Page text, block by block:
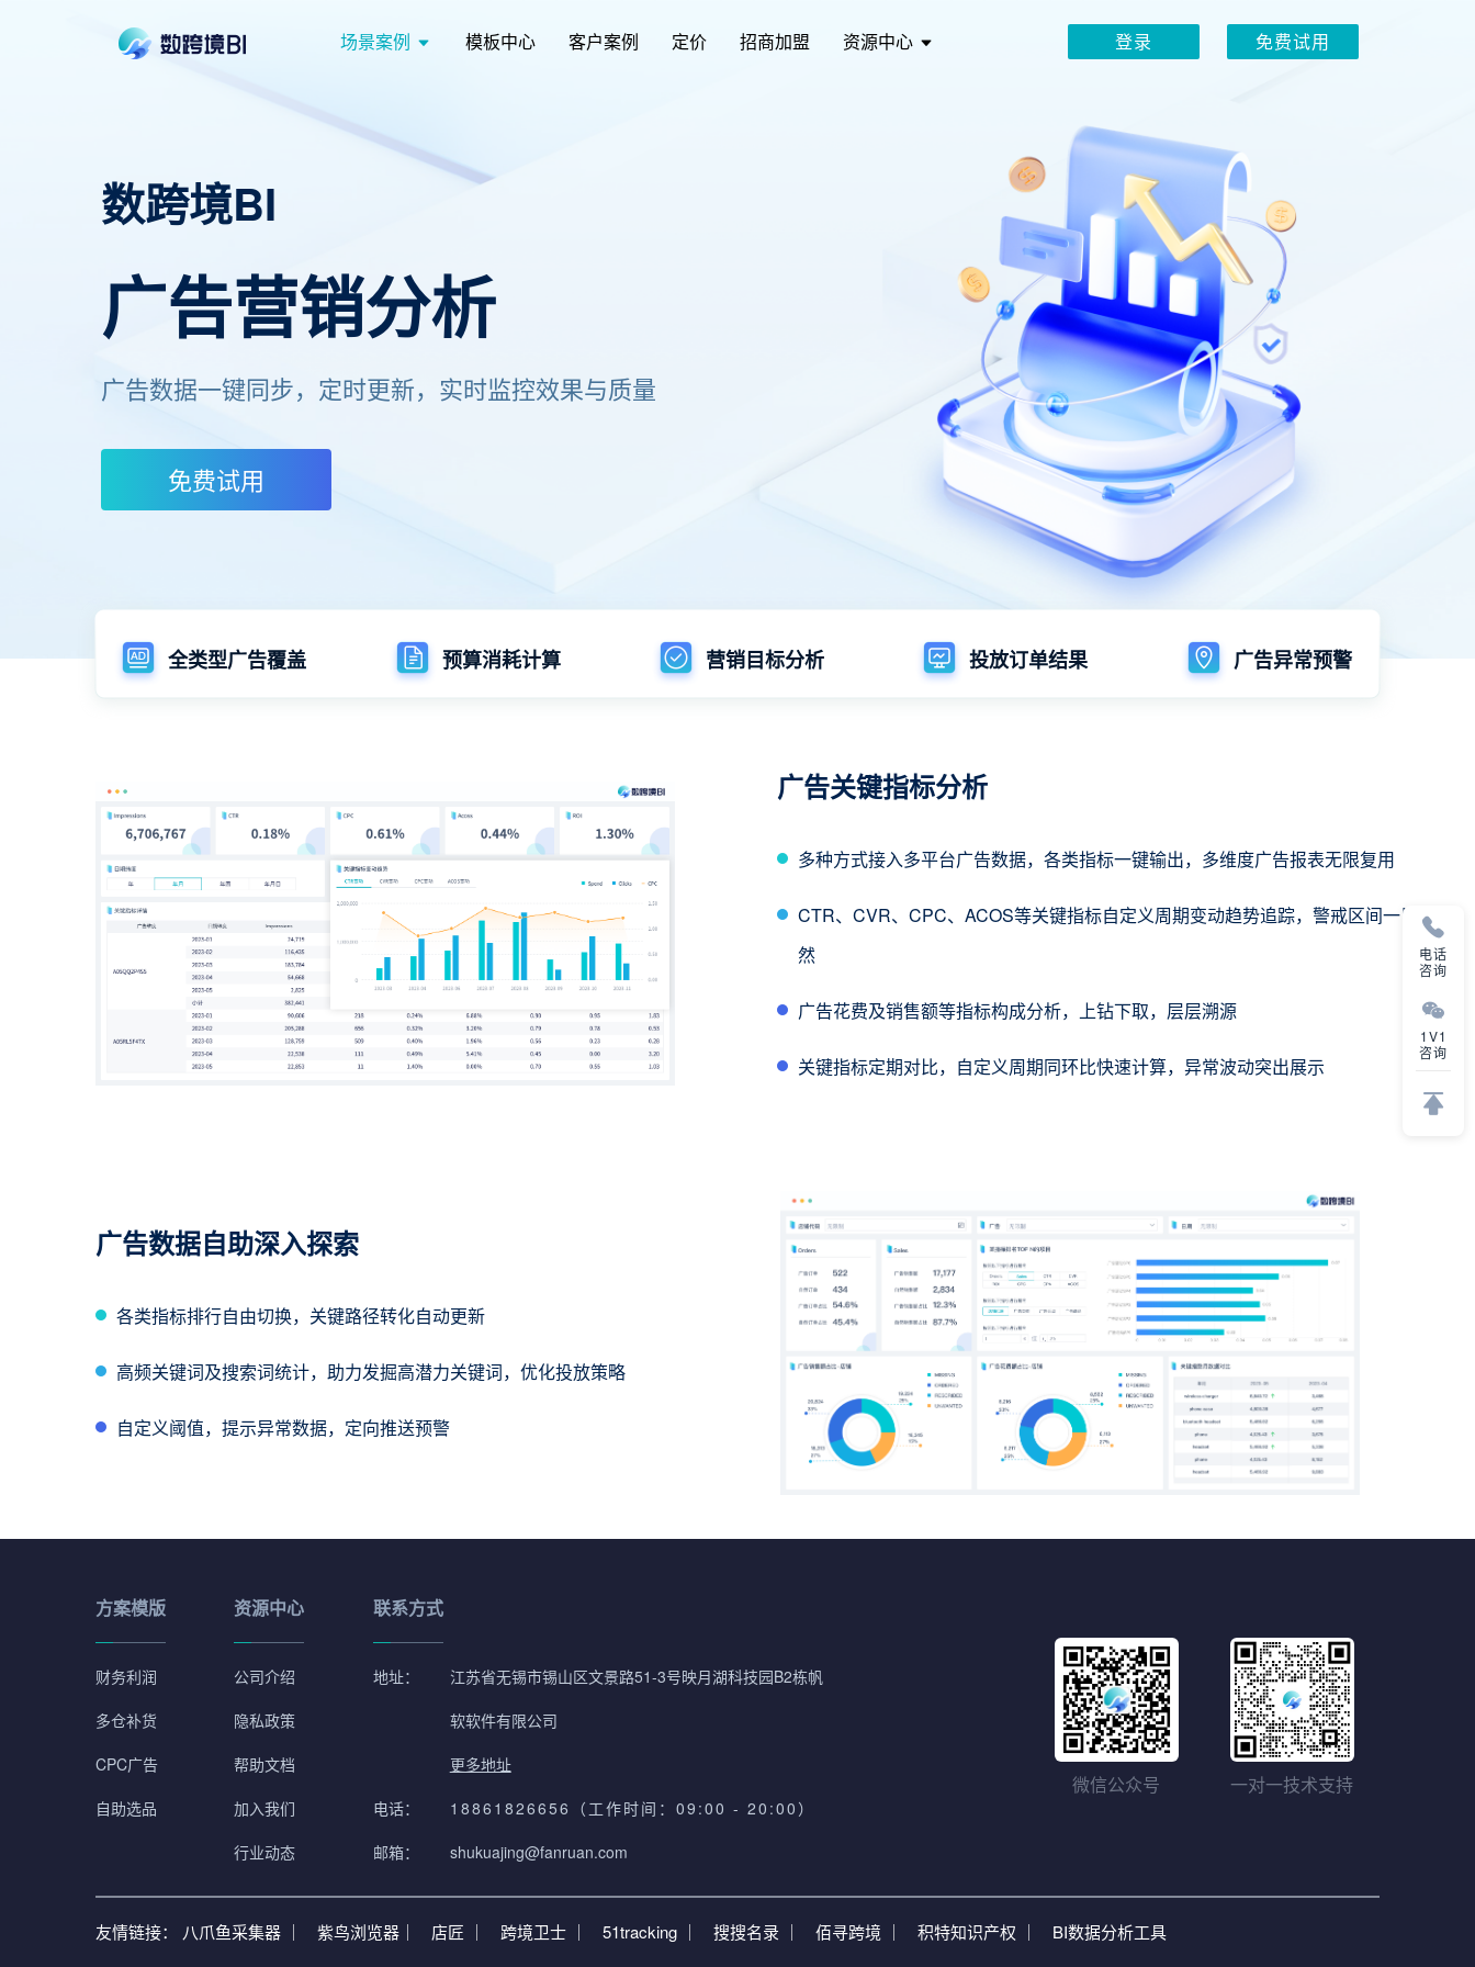
场景案例 模板中心 客户案例 定价 招商加盟 资源中心 登录 免费试用
数跨境BI
广告营销分析
广告数据一键同步，定时更新，实时监控效果与质量
免费试用
全类型广告覆盖 预算消耗计算 营销目标分析 投放订单结果 广告异常预警
广告关键指标分析
多种方式接入多平台广告数据，各类指标一键输出，多维度广告报表无限复用
CTR、CVR、CPC、ACOS等关键指标自定义周期变动趋势追踪，警戒区间一目了
然
广告花费及销售额等指标构成分析，上钻下取，层层溯源
关键指标定期对比，自定义周期同环比快速计算，异常波动突出展示
广告数据自助深入探索
各类指标排行自由切换，关键路径转化自动更新
高频关键词及搜索词统计，助力发掘高潜力关键词，优化投放策略
自定义阈值，提示异常数据，定向推送预警
方案模版
财务利润
多仓补货
CPC广告
自助选品
资源中心
公司介绍
隐私政策
帮助文档
加入我们
行业动态
联系方式
地址：
江苏省无锡市锡山区文景路51-3号映月湖科技园B2栋帆
软软件有限公司
更多地址
电话：
18861826656（工作时间：09:00 - 20:00）
邮箱：
shukuajing@fanruan.com
一对一技术支持
微信公众号
友情链接： 八爪鱼采集器 ｜ 紫鸟浏览器｜ 店匠 ｜ 跨境卫士 ｜ 51tracking ｜ 搜搜名录 ｜ 佰寻跨境 ｜ 积特知识产权 ｜ BI数据分析工具
电话
咨询
1V1
咨询